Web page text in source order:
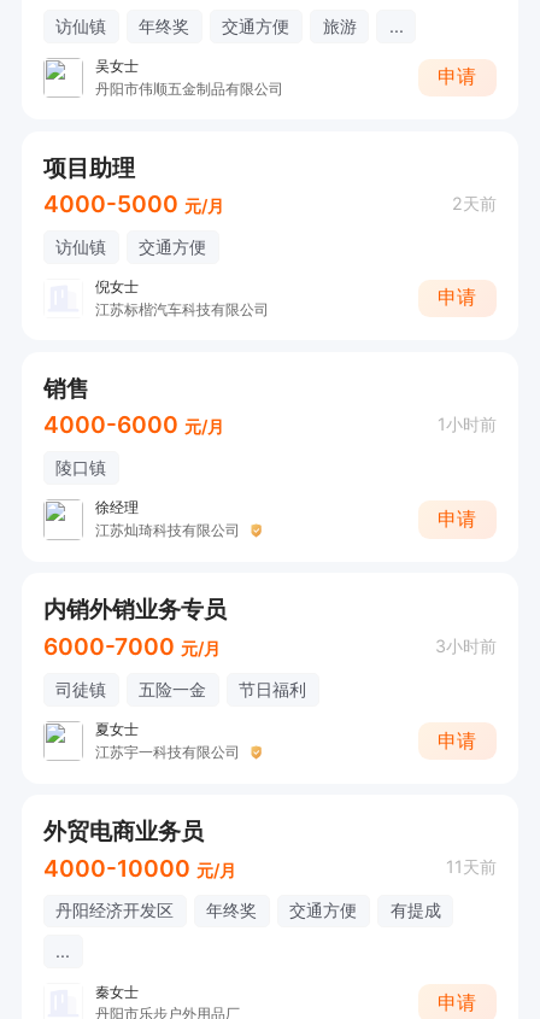
访仙镇 年终奖 交通方便 旅游 ...
吴女士
丹阳市伟顺五金制品有限公司
申请
项目助理
4000-5000 元/月 2天前
访仙镇 交通方便
倪女士
江苏标楷汽车科技有限公司
申请
销售
4000-6000 元/月 1小时前
陵口镇
徐经理
江苏灿琦科技有限公司
申请
内销外销业务专员
6000-7000 元/月 3小时前
司徒镇 五险一金 节日福利
夏女士
江苏宇一科技有限公司
申请
外贸电商业务员
4000-10000 元/月 11天前
丹阳经济开发区 年终奖 交通方便
有提成
...
秦女士
丹阳市乐步户外用品厂
申请